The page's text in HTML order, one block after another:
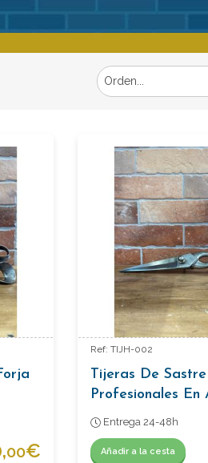
00€
Ref: TIJH-002
Tijeras De Sastre
Profesionales En
Forjado (S. XIX -
XX)
Entrega 24-48h
Añadir a la cesta